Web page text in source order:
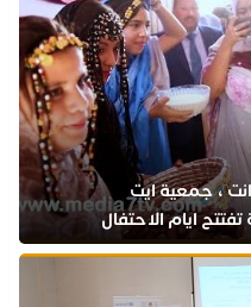
، جمعية ايت
تفتتح ايام الاحتفال